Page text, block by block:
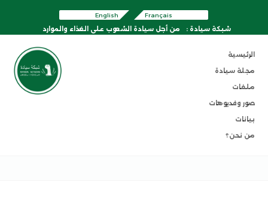
Français
English
شبكة سيادة :
من أجل سيادة الشعوب على الغذاء والموارد
الرئيسية
مجلة سيادة
ملفات
صور وفديوهات
بيانات
من نحن؟